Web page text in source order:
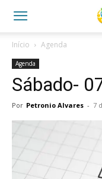
Início Agenda
Agenda
Sábado-
Por Petronio Alvares - 7